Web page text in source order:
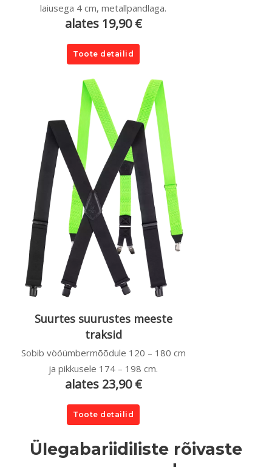
laiusega 4 cm, metallpandlaga.
alates 19,90 €
Toote detailid
Suurtes suurustes meeste
traksid
Sobib vööümbermõõdule 120 – 180 cm
ja pikkusele 174 – 198 cm.
alates 23,90 €
Toote detailid
Ülegabariidiliste rõivaste